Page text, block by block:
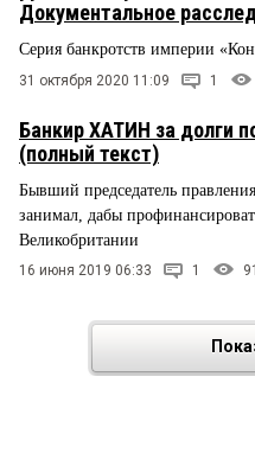
Документальное
Серия банкротств империи
31 октября 2020 11:09 1
Банкир ХАТИН за долги
(полный текст)
Бывший председатель
занимал, дабы
Великобритании
16 июня 2019 06:33 1